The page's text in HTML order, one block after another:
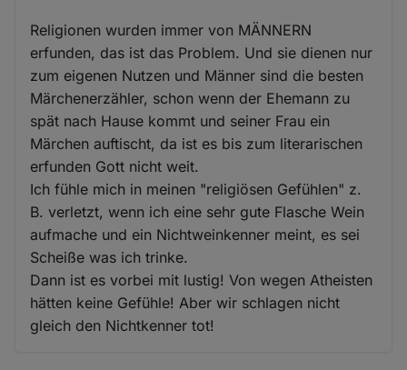
Religionen wurden immer von MÄNNERN
erfunden, das ist das Problem. Und sie dienen nur
zum eigenen Nutzen und Männer sind die besten
Märchenerzähler, schon wenn der Ehemann zu
spät nach Hause kommt und seiner Frau ein
Märchen auftischt, da ist es bis zum literarischen
erfunden Gott nicht weit.
Ich fühle mich in meinen "religiösen Gefühlen" z.
B. verletzt, wenn ich eine sehr gute Flasche Wein
aufmache und ein Nichtweinkenner meint, es sei
Scheiße was ich trinke.
Dann ist es vorbei mit lustig! Von wegen Atheisten
hätten keine Gefühle! Aber wir schlagen nicht
gleich den Nichtkenner tot!